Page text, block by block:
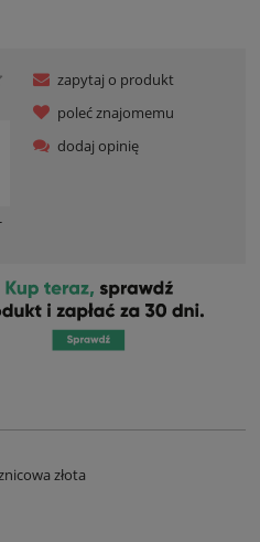
zapytaj o produkt
poleć znajomemu
dodaj opinię
złota